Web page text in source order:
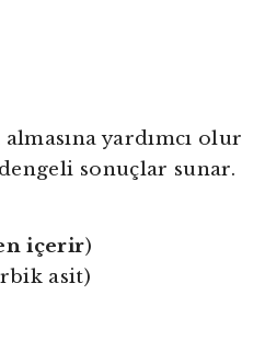
yardımcı olur
sonuçlar sunar.
içerir)
asit)